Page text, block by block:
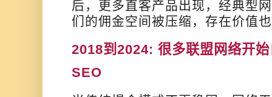
后，更多直客产品出现，经典型
们的佣金空间被压缩，存在价值
2018到 2024: 很多联盟网络开
SEO